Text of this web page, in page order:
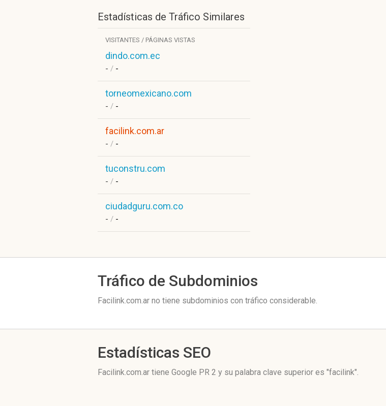
Estadísticas de Tráfico Similares
VISITANTES / PÁGINAS VISTAS
dindo.com.ec
- / -
torneomexicano.com
- / -
facilink.com.ar
- / -
tuconstru.com
- / -
ciudadguru.com.co
- / -
Tráfico de Subdominios
Facilink.com.ar no tiene subdominios con tráfico considerable.
Estadísticas SEO
Facilink.com.ar tiene Google PR 2 y su palabra clave superior es "facilink".